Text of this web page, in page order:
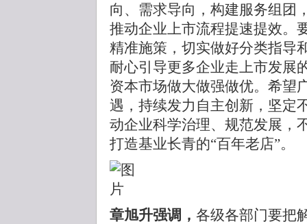
向、需求导向，构建服务组团
推动企业上市流程提速提效。
精准施策，切实做好分类指导
耐心引导更多企业走上市发展
资本市场做大做强做优。希望
遇，持续发力自主创新，坚定
动企业科学治理、规范发展，
打造基业长青的“百年老店”。
章旭升强调， 各级各部门要把